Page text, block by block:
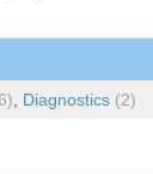
Diagnostics (2)